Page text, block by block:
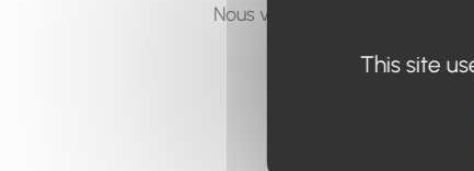
Nous vous invitons à utiliser
This site